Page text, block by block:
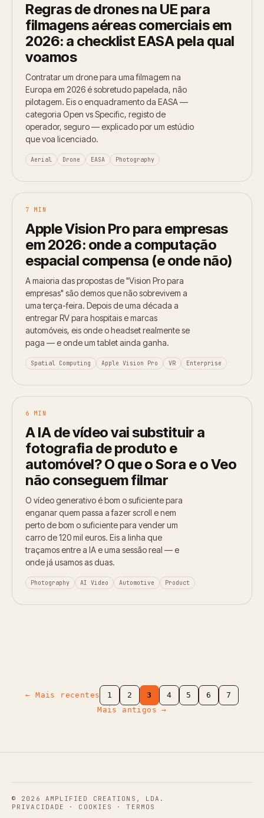
Regras de drones na UE para
filmagens aéreas comerciais em
2026: a checklist EASA pela qual
voamos
Contratar um drone para uma filmagem na
Europa em 2026 é sobretudo papelada, não
pilotagem. Eis o enquadramento da EASA —
categoria Open vs Specific, registo de
operador, seguro — explicado por um estúdio
que voa licenciado.
Aerial Drone EASA Photography
7 MIN
Apple Vision Pro para empresas
em 2026: onde a computação
espacial compensa (e onde não)
A maioria das propostas de "Vision Pro para
empresas" são demos que não sobrevivem a
uma terça-feira. Depois de uma década a
entregar RV para hospitais e marcas
automóveis, eis onde o headset realmente se
paga — e onde um tablet ainda ganha.
Spatial Computing Apple Vision Pro VR Enterprise
6 MIN
A IA de vídeo vai substituir a
fotografia de produto e
automóvel? O que o Sora e o Veo
não conseguem filmar
O vídeo generativo é bom o suficiente para
enganar quem passa a fazer scroll e nem
perto de bom o suficiente para vender um
carro de 120 mil euros. Eis a linha que
traçamos entre a IA e uma sessão real — e
onde já usamos as duas.
Photography AI Video Automotive Product
← Mais recentes 1 2 3 4 5 6
7
Mais antigos →
© 2026 AMPLIFIED CREATIONS, LDA.
PRIVACIDADE
· COOKIES ·TERMOS